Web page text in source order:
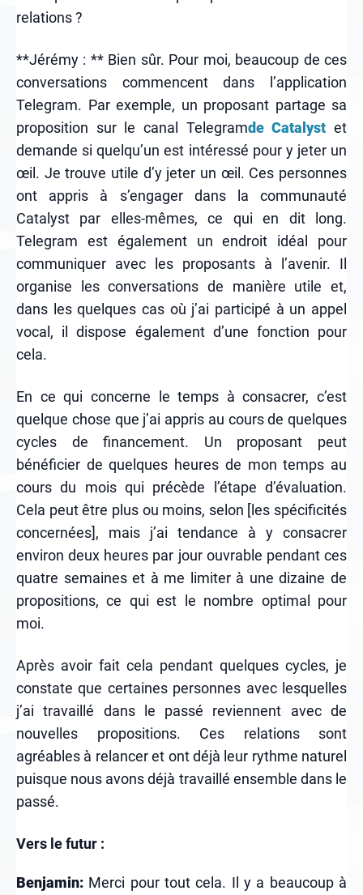
relations ?
**Jérémy : ** Bien sûr. Pour moi, beaucoup de ces
conversations commencent dans l’application
Telegram. Par exemple, un proposant partage sa
proposition sur le canal Telegramde Catalyst et
demande si quelqu’un est intéressé pour y jeter un
œil. Je trouve utile d’y jeter un œil. Ces personnes
ont appris à s’engager dans la communauté
Catalyst par elles-mêmes, ce qui en dit long.
Telegram est également un endroit idéal pour
communiquer avec les proposants à l’avenir. Il
organise les conversations de manière utile et,
dans les quelques cas où j’ai participé à un appel
vocal, il dispose également d’une fonction pour
cela.
En ce qui concerne le temps à consacrer, c’est
quelque chose que j’ai appris au cours de quelques
cycles de financement. Un proposant peut
bénéficier de quelques heures de mon temps au
cours du mois qui précède l’étape d’évaluation.
Cela peut être plus ou moins, selon [les spécificités
concernées], mais j’ai tendance à y consacrer
environ deux heures par jour ouvrable pendant ces
quatre semaines et à me limiter à une dizaine de
propositions, ce qui est le nombre optimal pour
moi.
Après avoir fait cela pendant quelques cycles, je
constate que certaines personnes avec lesquelles
j’ai travaillé dans le passé reviennent avec de
nouvelles propositions. Ces relations sont
agréables à relancer et ont déjà leur rythme naturel
puisque nous avons déjà travaillé ensemble dans le
passé.
Vers le futur :
Benjamin: Merci pour tout cela. Il y a beaucoup à